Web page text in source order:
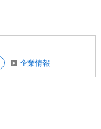
企業情報